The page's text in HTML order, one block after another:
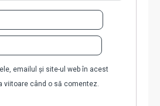
emailul și site-ul web în acest
viitoare când o să comentez.